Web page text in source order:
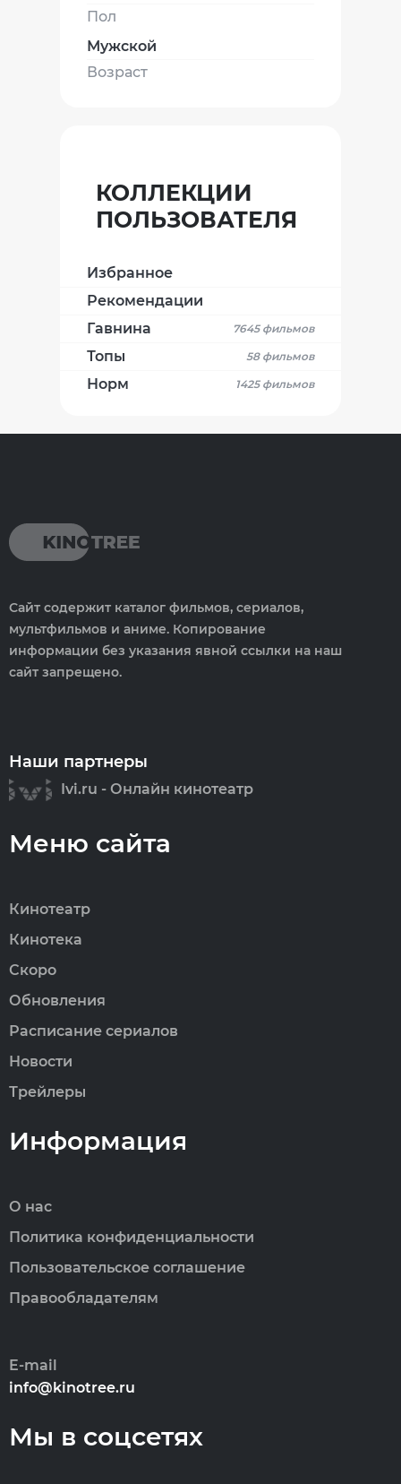
Пол
Мужской
Возраст
КОЛЛЕКЦИИ
ПОЛЬЗОВАТЕЛЯ
Избранное
Рекомендации
Гавнина
7645 фильмов
Топы 58 фильмов
Норм 1425 фильмов
Сайт содержит каталог фильмов, сериалов,
мультфильмов и аниме. Копирование
информации без указания явной ссылки на наш
сайт запрещено.
Наши партнеры
Ivi.ru - Онлайн кинотеатр
Меню сайта
Кинотеатр
Кинотека
Скоро
Обновления
Расписание сериалов
Новости
Трейлеры
Информация
О нас
Политика конфиденциальности
Пользовательское соглашение
Правообладателям
E-mail
info@kinotree.ru
Мы в соцсетях